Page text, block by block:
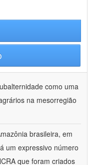
como uma
na mesorregião
brasileira, em
um expressivo número
que foram criados